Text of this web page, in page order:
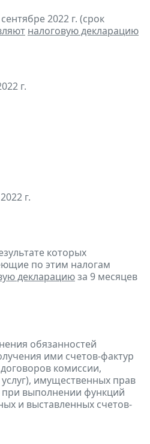
2022 г. (срок
налоговую декларацию
г.
г.
которых
по этим налогам
декларациюза 9 месяцев
обязанностей
ими счетов-фактур
комиссии,
имущественных прав
при выполнении функций
и выставленных счетов-